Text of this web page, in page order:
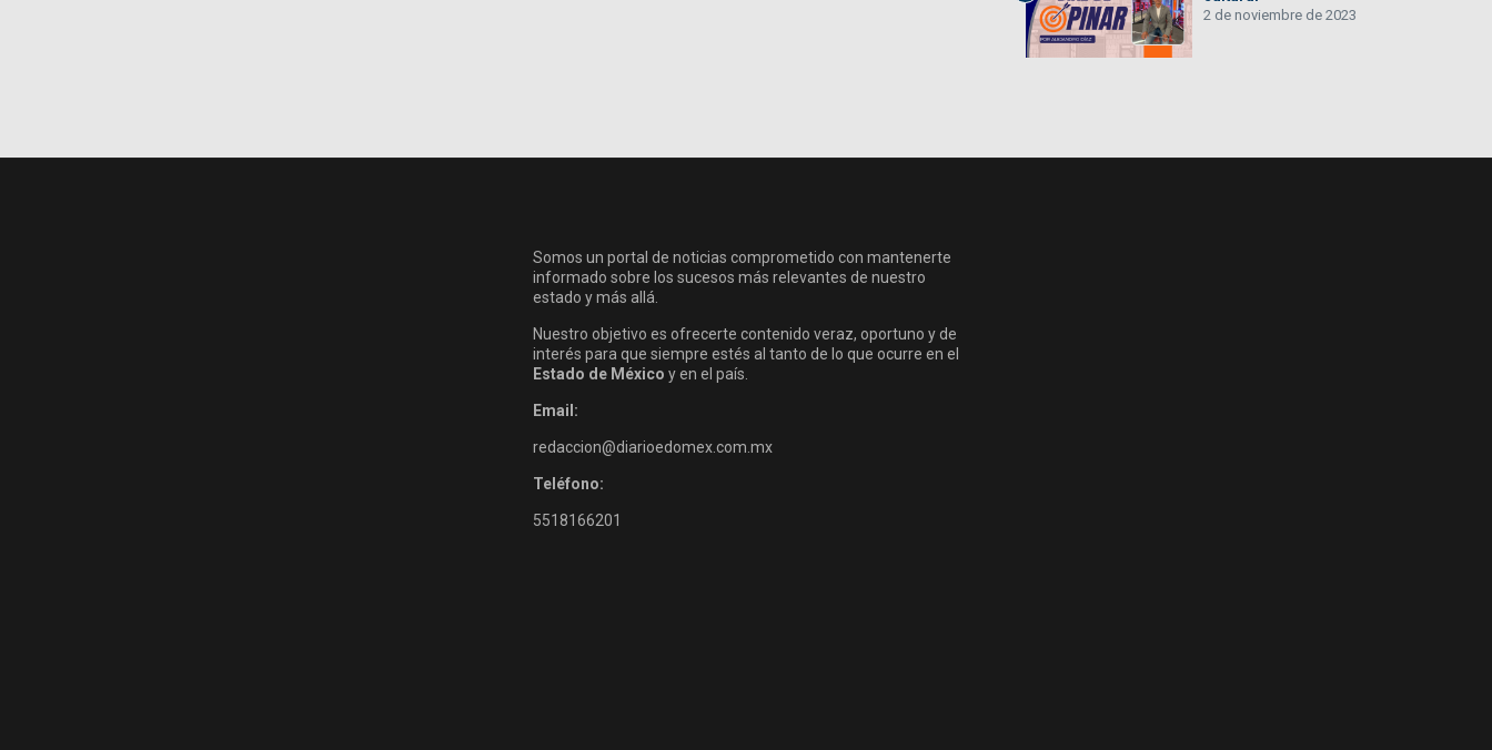
2 de noviembre de 2023
Somos un portal de noticias comprometido con mantenerte
informado sobre los sucesos más relevantes de nuestro
estado y más allá.
Nuestro objetivo es ofrecerte contenido veraz, oportuno y de
interés para que siempre estés al tanto de lo que ocurre en el
Estado de México y en el país.
Email:
redaccion@diarioedomex.com.mx
Teléfono:
5518166201